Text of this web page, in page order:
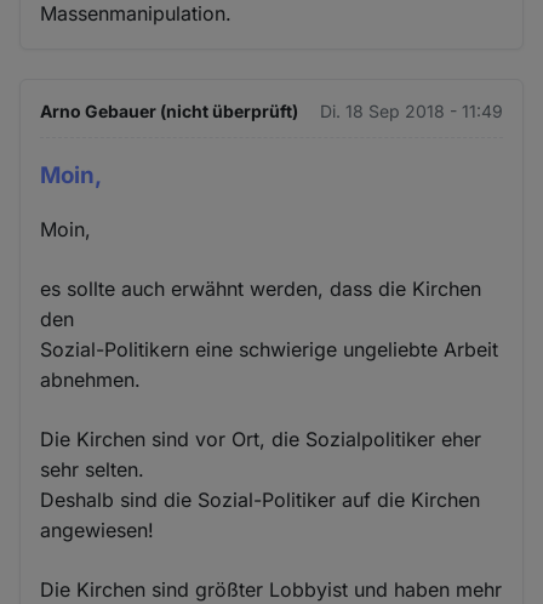
Massenmanipulation.
Arno Gebauer (nicht überprüft) Di. 18 Sep 2018 - 11:49
Moin,
Moin,
es sollte auch erwähnt werden, dass die Kirchen
den
Sozial-Politikern eine schwierige ungeliebte Arbeit
abnehmen.
Die Kirchen sind vor Ort, die Sozialpolitiker eher
sehr selten.
Deshalb sind die Sozial-Politiker auf die Kirchen
angewiesen!
Die Kirchen sind größter Lobbyist und haben mehr